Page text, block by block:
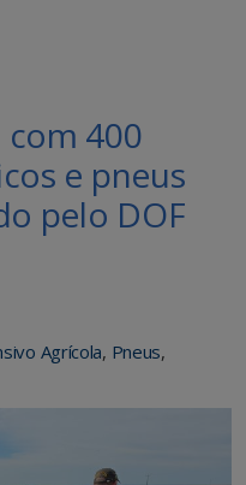
400
e pneus
pelo DOF
Agrícola, Pneus,